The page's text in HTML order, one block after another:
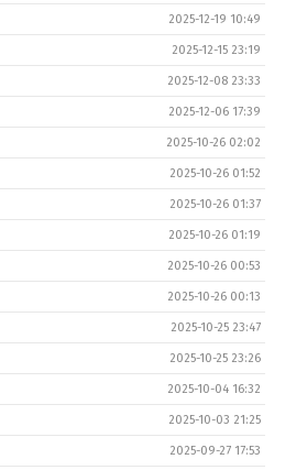
2025-12-19 10:49
2025-12-15 23:19
2025-12-08 23:33
2025-12-06 17:39
2025-10-26 02:02
2025-10-26 01:52
2025-10-26 01:37
2025-10-26 01:19
2025-10-26 00:53
2025-10-26 00:13
2025-10-25 23:47
2025-10-25 23:26
2025-10-04 16:32
2025-10-03 21:25
2025-09-27 17:53